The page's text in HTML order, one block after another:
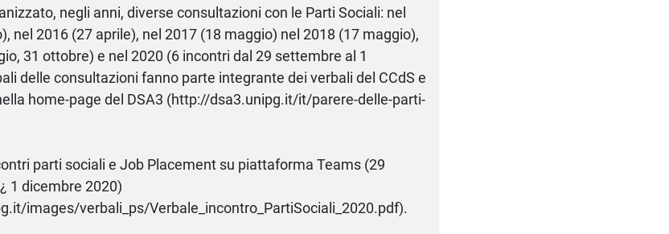
negli anni, diverse consultazioni con le Parti Sociali: nel
nel 2016 (27 aprile), nel 2017 (18 maggio) nel 2018 (17 maggio),
31 ottobre) e nel 2020 (6 incontri dal 29 settembre al 1
delle consultazioni fanno parte integrante dei verbali del CCdS e
home-page del DSA3 (http://dsa3.unipg.it/it/parere-delle-parti-
parti sociali e Job Placement su piattaforma Teams (29
1 dicembre 2020)
images/verbali_ps/Verbale_incontro_PartiSociali_2020.pdf).